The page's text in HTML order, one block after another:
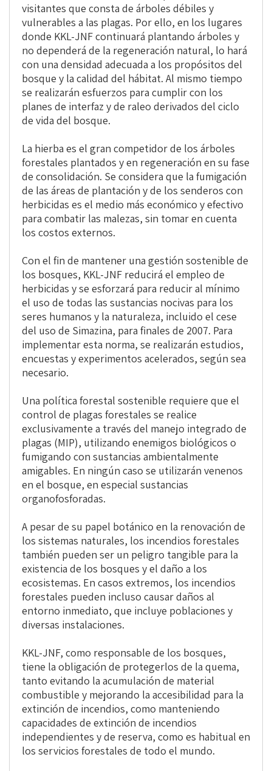
visitantes que consta de árboles débiles y
vulnerables a las plagas. Por ello, en los lugares
donde KKL-JNF continuará plantando árboles y
no dependerá de la regeneración natural, lo hará
con una densidad adecuada a los propósitos del
bosque y la calidad del hábitat. Al mismo tiempo
se realizarán esfuerzos para cumplir con los
planes de interfaz y de raleo derivados del ciclo
de vida del bosque.
La hierba es el gran competidor de los árboles
forestales plantados y en regeneración en su fase
de consolidación. Se considera que la fumigación
de las áreas de plantación y de los senderos con
herbicidas es el medio más económico y efectivo
para combatir las malezas, sin tomar en cuenta
los costos externos.
Con el fin de mantener una gestión sostenible de
los bosques, KKL-JNF reducirá el empleo de
herbicidas y se esforzará para reducir al mínimo
el uso de todas las sustancias nocivas para los
seres humanos y la naturaleza, incluido el cese
del uso de Simazina, para finales de 2007. Para
implementar esta norma, se realizarán estudios,
encuestas y experimentos acelerados, según sea
necesario.
Una política forestal sostenible requiere que el
control de plagas forestales se realice
exclusivamente a través del manejo integrado de
plagas (MIP), utilizando enemigos biológicos o
fumigando con sustancias ambientalmente
amigables. En ningún caso se utilizarán venenos
en el bosque, en especial sustancias
organofosforadas.
A pesar de su papel botánico en la renovación de
los sistemas naturales, los incendios forestales
también pueden ser un peligro tangible para la
existencia de los bosques y el daño a los
ecosistemas. En casos extremos, los incendios
forestales pueden incluso causar daños al
entorno inmediato, que incluye poblaciones y
diversas instalaciones.
KKL-JNF, como responsable de los bosques,
tiene la obligación de protegerlos de la quema,
tanto evitando la acumulación de material
combustible y mejorando la accesibilidad para la
extinción de incendios, como manteniendo
capacidades de extinción de incendios
independientes y de reserva, como es habitual en
los servicios forestales de todo el mundo.